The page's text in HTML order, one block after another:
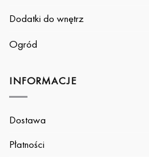
Dodatki do wnętrz
Ogród
INFORMACJE
Dostawa
Płatności